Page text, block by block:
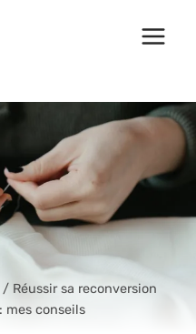
/ Réussir sa reconversion
mes conseils